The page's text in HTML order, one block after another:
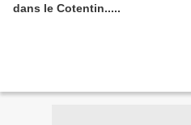
dans le Cotentin.....